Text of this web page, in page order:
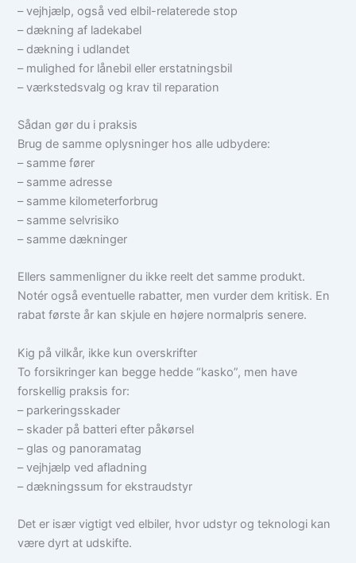
– vejhjælp, også ved elbil-relaterede stop
– dækning af ladekabel
– dækning i udlandet
– mulighed for lånebil eller erstatningsbil
– værkstedsvalg og krav til reparation
Sådan gør du i praksis
Brug de samme oplysninger hos alle udbydere:
– samme fører
– samme adresse
– samme kilometerforbrug
– samme selvrisiko
– samme dækninger
Ellers sammenligner du ikke reelt det samme produkt.
Notér også eventuelle rabatter, men vurder dem kritisk. En
rabat første år kan skjule en højere normalpris senere.
Kig på vilkår, ikke kun overskrifter
To forsikringer kan begge hedde “kasko”, men have
forskellig praksis for:
– parkeringsskader
– skader på batteri efter påkørsel
– glas og panoramatag
– vejhjælp ved afladning
– dækningssum for ekstraudstyr
Det er især vigtigt ved elbiler, hvor udstyr og teknologi kan
være dyrt at udskifte.